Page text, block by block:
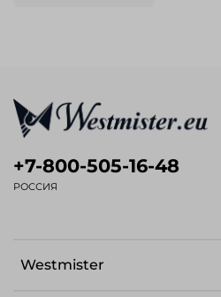
Westmister
+7-800-505-16-48
РОССИЯ